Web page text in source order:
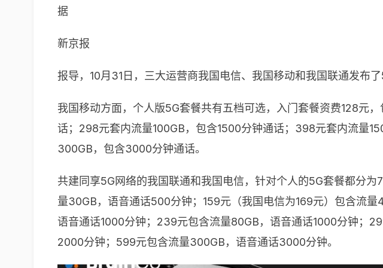
据
新京报
报导，10月31日，三大运营商我国电信、我国移动和我国联通发布
我国移动方面，个人版5G套餐共有五档可选，入门套餐资费128元
话；298元套内流量100GB，包含1500分钟通话；398元套内流量
300GB，包含3000分钟通话。
共建同享5G网络的我国联通和我国电信，针对个人的5G套餐都分
量30GB，语音通话500分钟；159元（我国电信为169元）包含流
语音通话1000分钟；239元包含流量80GB，语音通话1000分钟；
2000分钟；599元包含流量300GB，语音通话3000分钟。